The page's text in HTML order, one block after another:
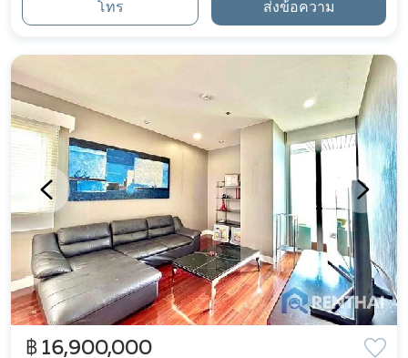
โทร ส่งข้อความ
฿ 16,900,000